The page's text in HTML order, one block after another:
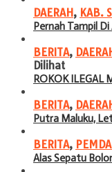
DAERAH, KAB.
Pernah Tampil
BERITA,
Dilihat
ROKOK ILEGAL
BERITA,
Putra Maluku,
BERITA,
Alas Sepatu